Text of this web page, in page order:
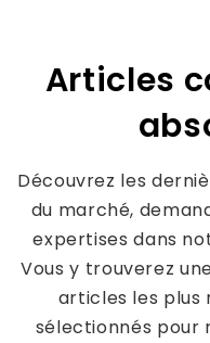
Articles
Découvrez les
du marché,
expertises dans
Vous y trouverez
articles les plus
sélectionnés pour